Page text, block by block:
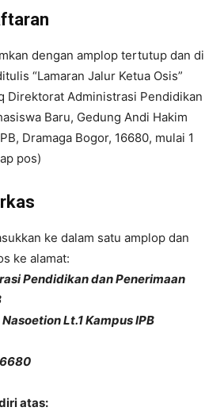
dengan amplop tertutup dan di
“Lamaran Jalur Ketua Osis”
Direktorat Administrasi Pendidikan
Baru, Gedung Andi Hakim
Dramaga Bogor, 16680, mulai 1
pos)
ke dalam satu amplop dan
ke alamat:
Pendidikan dan Penerimaan
Lt.1 Kampus IPB
atas: